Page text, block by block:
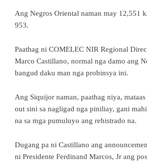
Ang Negros Oriental naman may 12,551
953.
Paathag ni COMELEC NIR Regional
Marco Castillano, normal nga damo ang
bangud daku man nga probinsya ini.
Ang Siquijor naman, paathag niya,
out sini sa nagligad nga piniliay, gani
na sa mga pumuluyo ang rehistrado na.
Dugang pa ni Castillano ang
ni Presidente Ferdinand Marcos, Jr ang